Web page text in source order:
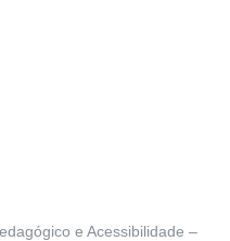
e Acessibilidade –